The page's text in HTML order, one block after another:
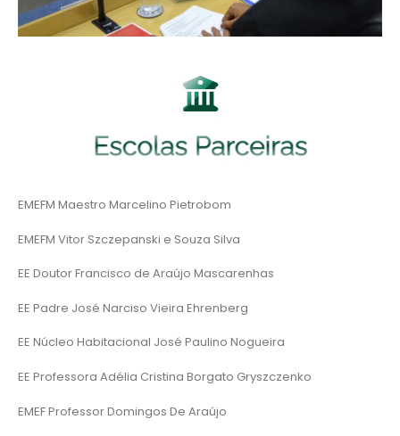
EMEFM Maestro Marcelino Pietrobom
EMEFM Vitor Szczepanski e Souza Silva
EE Doutor Francisco de Araújo Mascarenhas
EE Padre José Narciso Vieira Ehrenberg
EE Núcleo Habitacional José Paulino Nogueira
EE Professora Adélia Cristina Borgato Gryszczenko
EMEF Professor Domingos De Araújo